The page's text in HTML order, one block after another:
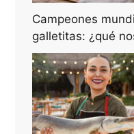
Campeones
galletitas: ¿qué